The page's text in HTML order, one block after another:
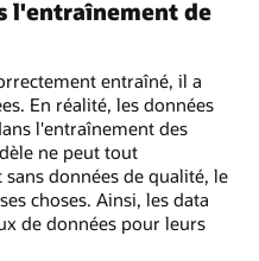
l'entraînement de
entraîné, il a
En réalité, les données
l'entraînement des
ne peut tout
données de qualité, le
choses. Ainsi, les data
de données pour leurs